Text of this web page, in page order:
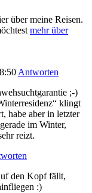
über meine Reisen.
mehr über
Antworten
;-)
klingt
habe aber in letzter
im Winter,
reizt.
den Kopf fällt,
:)